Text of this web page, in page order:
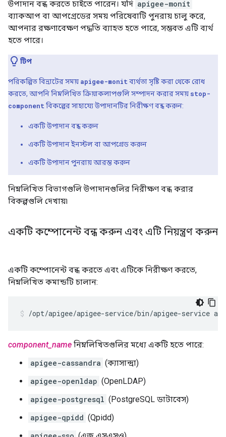
উপাদান বন্ধ করতে চাইতে পারেন। যদি apigee-monit
ব্যাকআপ বা আপগ্রেডের সময় পরিষেবাটি পুনরায় চালু করে,
আপনার রক্ষণাবেক্ষণ পদ্ধতি ব্যাহত হতে পারে, সম্ভবত এটি ব্যর্থ
হতে পারে।
টিপ
পরিকল্পিত বিভ্রাটের সময় apigee-monit ব্যর্থতা সৃষ্টি করা থেকে রোধ
করতে, আপনি নিম্নলিখিত ক্রিয়াকলাপগুলি সম্পাদন করার সময় stop-
component বিকল্পের সাহায্যে উপাদানটির নিরীক্ষণ বন্ধ করুন:
একটি উপাদান বন্ধ করুন
একটি উপাদান ইনস্টল বা আপগ্রেড করুন
একটি উপাদান পুনরায় আরম্ভ করুন
নিম্নলিখিত বিভাগগুলি উপাদানগুলির নিরীক্ষণ বন্ধ করার
বিকল্পগুলি দেখায়৷
একটি কম্পোনেন্ট বন্ধ করুন এবং এটি নিয়ন্ত্রণ করুন
একটি কম্পোনেন্ট বন্ধ করতে এবং এটিকে নিরীক্ষণ করতে,
নিম্নলিখিত কমান্ডটি চালান:
/opt/apigee/apigee-service/bin/apigee-service
component_name নিম্নলিখিতগুলির মধ্যে একটি হতে পারে:
apigee-cassandra (ক্যাসান্দ্রা)
apigee-openldap (OpenLDAP)
apigee-postgresql (PostgreSQL ডাটাবেস)
apigee-qpidd (Qpidd)